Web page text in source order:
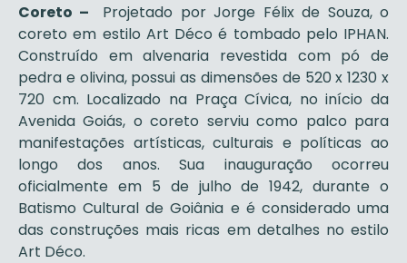
Coreto – Projetado por Jorge Félix de Souza, o
coreto em estilo Art Déco é tombado pelo IPHAN.
Construído em alvenaria revestida com pó de
pedra e olivina, possui as dimensões de 520 x 1230 x
720 cm. Localizado na Praça Cívica, no início da
Avenida Goiás, o coreto serviu como palco para
manifestações artísticas, culturais e políticas ao
longo dos anos. Sua inauguração ocorreu
oficialmente em 5 de julho de 1942, durante o
Batismo Cultural de Goiânia e é considerado uma
das construções mais ricas em detalhes no estilo
Art Déco.